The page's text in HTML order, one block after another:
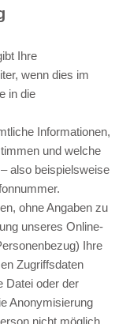
Ihre
wenn dies im
in die
Informationen,
und welche
also beispielsweise
ohne Angaben zu
unseres Online-
Ihre
Zugriffsdaten
Datei oder der
Anonymisierung
nicht möglich.